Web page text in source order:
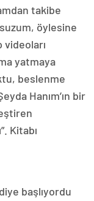
takibe
öylesine
yatmaya
beslenme
Hanım’ın bir
Kitabı
başlıyordu